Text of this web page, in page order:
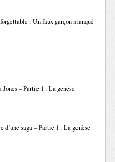
: Un faux garçon manqué
Jones – Partie 1 : La genèse
d’une saga – Partie 1 : La genèse